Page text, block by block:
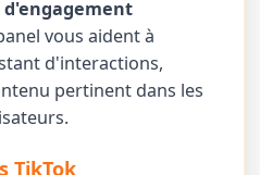
vous aident à
d'interactions,
pertinent dans les
TikTok